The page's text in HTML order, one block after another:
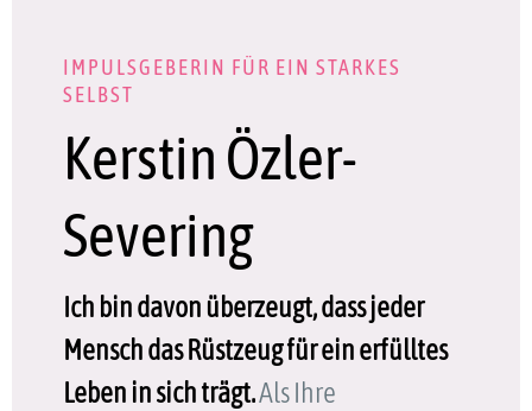
IMPULSGEBERIN FÜR EIN STARKES
SELBST
Kerstin Özler-
Severing
Ich bin davon überzeugt, dass jeder
Mensch das Rüstzeug für ein erfülltes
Leben in sich trägt.Als Ihre